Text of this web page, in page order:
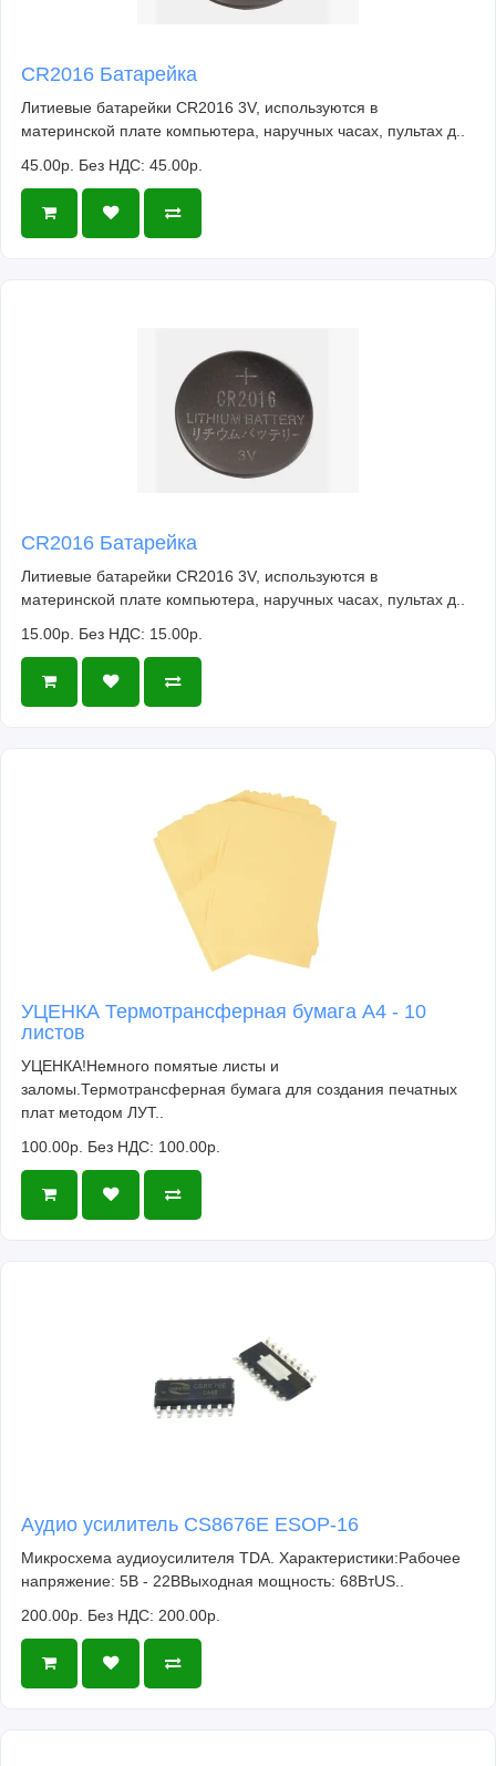
CR2016 Батарейка
Литиевые батарейки CR2016 3V, используются в
материнской плате компьютера, наручных часах, пультах д..
45.00р. Без НДС: 45.00р.
CR2016 Батарейка
Литиевые батарейки CR2016 3V, используются в
материнской плате компьютера, наручных часах, пультах д..
15.00р. Без НДС: 15.00р.
УЦЕНКА Термотрансферная бумага А4 - 10
листов
УЦЕНКА!Немного помятые листы и
заломы.Термотрансферная бумага для создания печатных
плат методом ЛУТ..
100.00р. Без НДС: 100.00р.
Аудио усилитель CS8676E ESOP-16
Микросхема аудиоусилителя TDA. Характеристики:Рабочее
напряжение: 5В - 22ВВыходная мощность: 68ВтUS..
200.00р. Без НДС: 200.00р.